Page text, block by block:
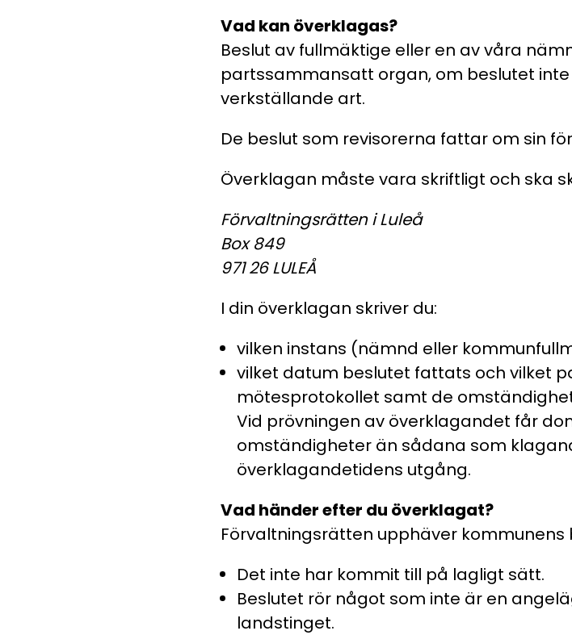
Vad kan överklagas?
Beslut av fullmäktige eller en av våra
partssammansatt organ, om beslutet
verkställande art.
De beslut som revisorerna fattar om sin
Överklagan måste vara skriftligt och ska
Förvaltningsrätten i Luleå
Box 849
971 26 LULEÅ
I din överklagan skriver du:
vilken instans (nämnd eller
vilket datum beslutet fattats och vilket
mötesprotokollet samt de
Vid prövningen av överklagandet får
omständigheter än sådana som
överklagandetidens utgång.
Vad händer efter du överklagat?
Förvaltningsrätten upphäver
Det inte har kommit till på lagligt sätt.
Beslutet rör något som inte är en
landstinget.